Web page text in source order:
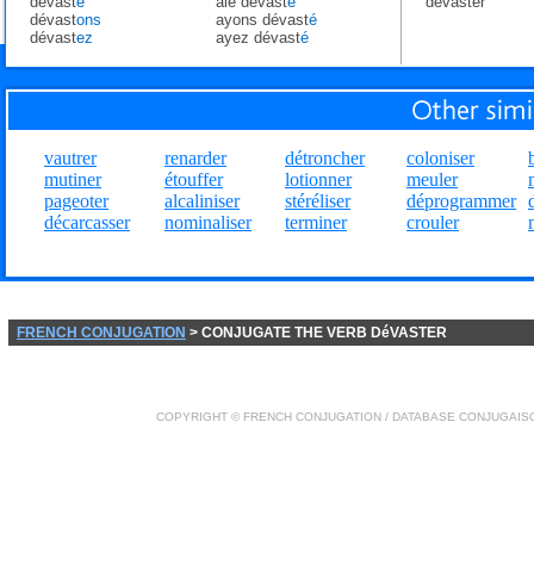
dévastons
dévastez
ayons dévasté
ayez dévasté
vautrer
mutiner
pageoter
décarcasser
renarder
étouffer
alcaliniser
nominaliser
détroncher
lotionner
stéréliser
terminer
coloniser
meuler
déprogrammer
crouler
FRENCH CONJUGATION > CONJUGATE THE VERB DéVASTER
COPYRIGHT © FRENCH CONJUGATION / DATABASE